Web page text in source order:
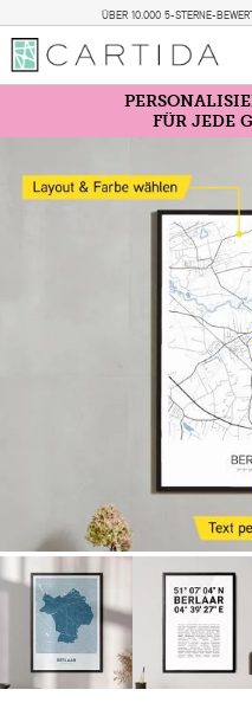
ÜBER 10.000 5-STERNE-
FÜR JEDE